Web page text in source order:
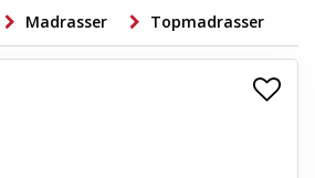
+
+
Madrasser Topmadrasser